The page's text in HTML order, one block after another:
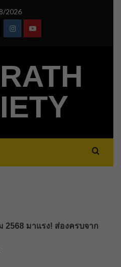
2026
InstagramYoutube
2568 มาแรง! ส่องครบจาก